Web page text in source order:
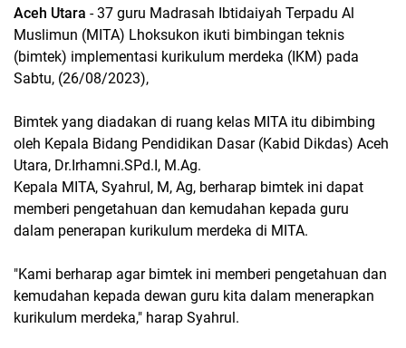
Aceh Utara - 37 guru Madrasah Ibtidaiyah Terpadu Al
Muslimun (MITA) Lhoksukon ikuti bimbingan teknis
(bimtek) implementasi kurikulum merdeka (IKM) pada
Sabtu, (26/08/2023),
Bimtek yang diadakan di ruang kelas MITA itu dibimbing
oleh Kepala Bidang Pendidikan Dasar (Kabid Dikdas) Aceh
Utara, Dr.Irhamni.SPd.I, M.Ag.
Kepala MITA, Syahrul, M, Ag, berharap bimtek ini dapat
memberi pengetahuan dan kemudahan kepada guru
dalam penerapan kurikulum merdeka di MITA.
"Kami berharap agar bimtek ini memberi pengetahuan dan
kemudahan kepada dewan guru kita dalam menerapkan
kurikulum merdeka," harap Syahrul.